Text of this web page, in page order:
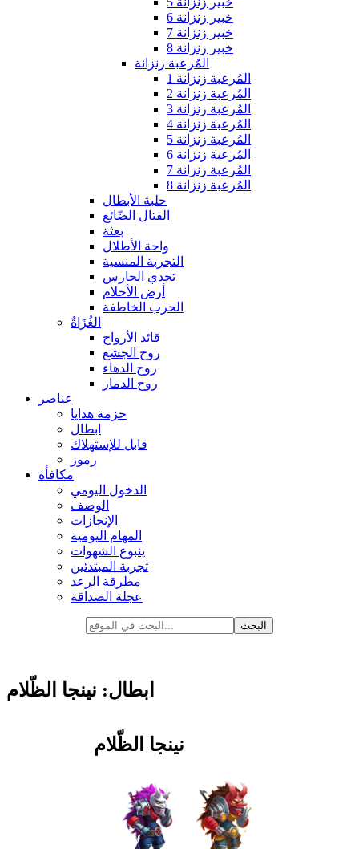
خبير زنزانة 6
خبير زنزانة 7
خبير زنزانة 8
المُرعبة زنزانة
المُرعبة زنزانة 1
المُرعبة زنزانة 2
المُرعبة زنزانة 3
المُرعبة زنزانة 4
المُرعبة زنزانة 5
المُرعبة زنزانة 6
المُرعبة زنزانة 7
المُرعبة زنزانة 8
حلبة الأبطال
القتال الضّائع
بعثة
واحة الأطلال
التجربة المنسية
تحدي الحارس
أرض الأحلام
الحرب الخاطفة
الغُزَاةٌ
قائد الأرواح
روح الجشع
روح الدهاء
روح الدمار
عناصر
حزمة هدايا
ابطال
قابل للإستهلاك
رموز
مكافأة
الدخول اليومي
الوصف
الإنجازات
المهام اليومية
ينبوع الشهوات
تجربة المبتدئين
مطرقة الرعد
عجلة الصداقة
ابطال: نينجا الظّلام
نينجا الظّلام